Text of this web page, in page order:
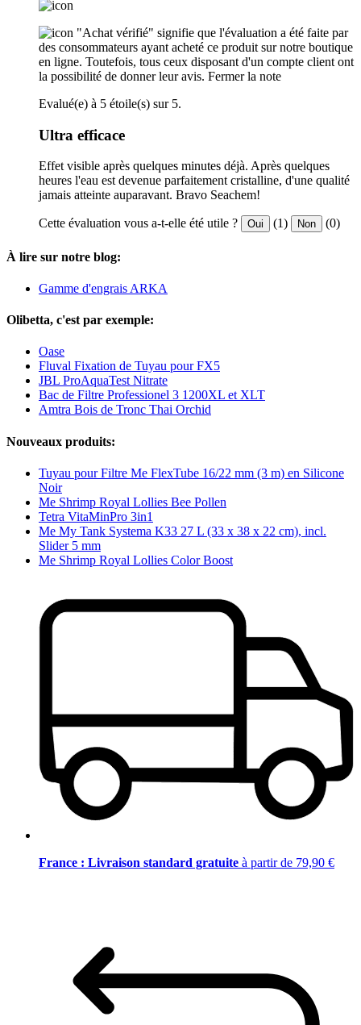
"Achat vérifié" signifie que l'évaluation a été faite par
des consommateurs ayant acheté ce produit sur notre boutique
en ligne. Toutefois, tous ceux disposant d'un compte client ont
la possibilité de donner leur avis. Fermer la note
Evalué(e) à 5 étoile(s) sur 5.
Ultra efficace
Effet visible après quelques minutes déjà. Après quelques
heures l'eau est devenue parfaitement cristalline, d'une qualité
jamais atteinte auparavant. Bravo Seachem!
Cette évaluation vous a-t-elle été utile ? Oui (1) Non (0)
À lire sur notre blog:
Gamme d'engrais ARKA
Olibetta, c'est par exemple:
Oase
Fluval Fixation de Tuyau pour FX5
JBL ProAquaTest Nitrate
Bac de Filtre Professionel 3 1200XL et XLT
Amtra Bois de Tronc Thai Orchid
Nouveaux produits:
Tuyau pour Filtre Me FlexTube 16/22 mm (3 m) en Silicone
Noir
Me Shrimp Royal Lollies Bee Pollen
Tetra VitaMinPro 3in1
Me My Tank Systema K33 27 L (33 x 38 x 22 cm), incl.
Slider 5 mm
Me Shrimp Royal Lollies Color Boost
France : Livraison standard gratuite à partir de 79,90 €